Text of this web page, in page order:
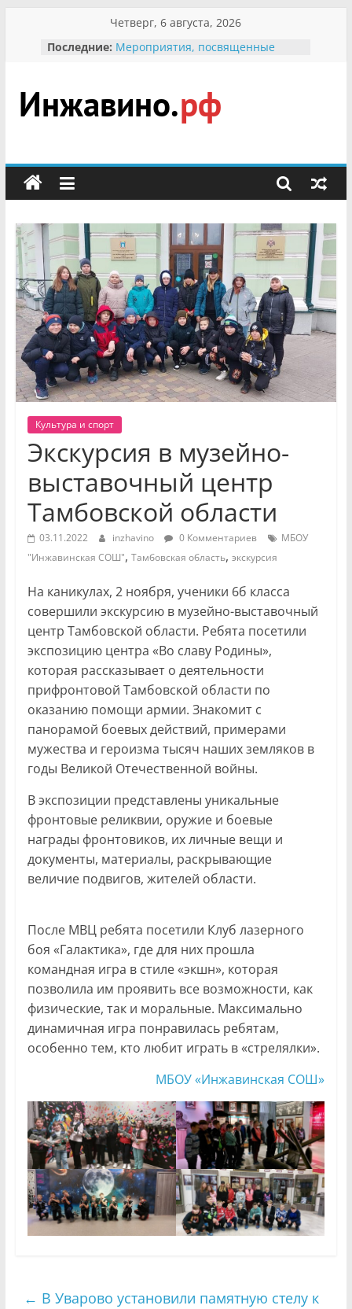
содержимому
Четверг, 6 августа, 2026
Последние: Мероприятия, посвященные
гражданин Инжавинского округа»
участнице Великой
Отечественной, фронтовичке
Безопасность в сети Интернет
мероприятии «Сохраним
первоцветы!»
В вольере Воронинского
заповедника родились крапчатые
суслики
Инжавино.рф
сельский
портал
Культура и спорт
Экскурсия в музейно-
выставочный центр
Тамбовской области
03.11.2022 inzhavino 0 Комментариев
МБОУ
"Инжавинская СОШ", Тамбовская область, экскурсия
На каникулах, 2 ноября, ученики 6б класса
совершили экскурсию в музейно-выставочный
центр Тамбовской области. Ребята посетили
экспозицию центра «Во славу Родины»,
которая рассказывает о деятельности
прифронтовой Тамбовской области по
оказанию помощи армии. Знакомит с
панорамой боевых действий, примерами
мужества и героизма тысяч наших земляков в
годы Великой Отечественной войны.
В экспозиции представлены уникальные
фронтовые реликвии, оружие и боевые
награды фронтовиков, их личные вещи и
документы, материалы, раскрывающие
величие подвигов, жителей области.
После МВЦ ребята посетили Клуб лазерного
боя «Галактика», где для них прошла
командная игра в стиле «экшн», которая
позволила им проявить все возможности, как
физические, так и моральные. Максимально
динамичная игра понравилась ребятам,
особенно тем, кто любит играть в «стрелялки».
МБОУ «Инжавинская СОШ»
← В Уварово установили памятную стелу к